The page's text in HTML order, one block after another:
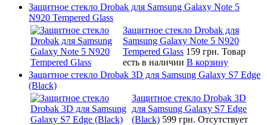
Защитное стекло Drobak для Samsung Galaxy Note 5
N920 Tempered Glass
Защитное стекло Drobak для
Samsung Galaxy Note 5 N920
Tempered Glass 159 грн. Товар
есть в наличии В корзину
Защитное стекло Drobak 3D для Samsung Galaxy S7 Edge
(Black)
Защитное стекло Drobak 3D
для Samsung Galaxy S7 Edge
(Black) 599 грн. Отсутствует